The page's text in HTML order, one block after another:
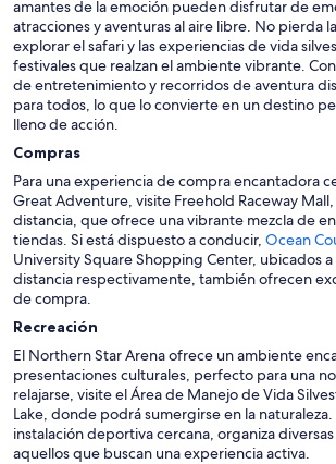
amantes de la emoción pueden disfrutar de
atracciones y aventuras al aire libre. No pierda
explorar el safari y las experiencias de vida
festivales que realzan el ambiente vibrante.
de entretenimiento y recorridos de aventura
para todos, lo que lo convierte en un destino
lleno de acción.
Compras
Para una experiencia de compra encantadora
Great Adventure, visite Freehold Raceway Mall,
distancia, que ofrece una vibrante mezcla de
tiendas. Si está dispuesto a conducir, Ocean
University Square Shopping Center, ubicados a
distancia respectivamente, también ofrecen
de compra.
Recreación
El Northern Star Arena ofrece un ambiente
presentaciones culturales, perfecto para una
relajarse, visite el Área de Manejo de Vida
Lake, donde podrá sumergirse en la
instalación deportiva cercana, organiza
aquellos que buscan una experiencia activa.